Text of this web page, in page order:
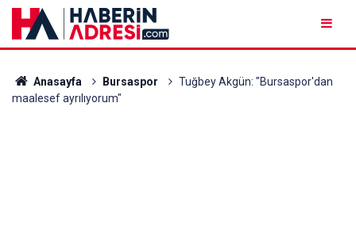
Anasayfa Bursaspor
Tuğbey Akgün: "Bursaspor'dan
maalesef ayrılıyorum"